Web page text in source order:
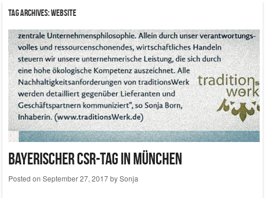
Skip to content
Tag Archives:Website
Bayerischer CSR-Tag in München
Posted on September 27, 2017bySonja